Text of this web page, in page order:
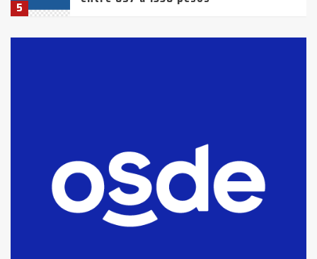
5
fueron detenidos por
comercialización de drogas en la
tarde del sábado
T.Lauquen: se vendió el edificio de
lo que fue la planta Industrial del